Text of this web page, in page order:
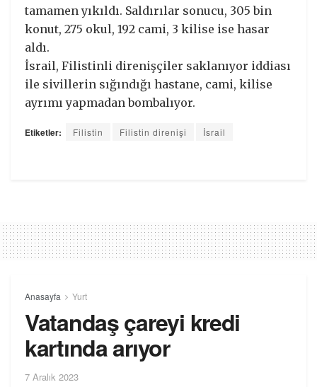
tamamen yıkıldı. Saldırılar sonucu, 305 bin
konut, 275 okul, 192 cami, 3 kilise ise hasar
aldı.
İsrail, Filistinli direnişçiler saklanıyor iddiası
ile sivillerin sığındığı hastane, cami, kilise
ayrımı yapmadan bombalıyor.
Etiketler: Filistin Filistin direnişi İsrail
Anasayfa Yurt
Vatandaş çareyi kredi
kartında arıyor
7 Aralık 2023